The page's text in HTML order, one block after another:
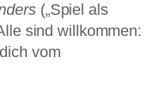
(„Spiel als
sind willkommen:
vom